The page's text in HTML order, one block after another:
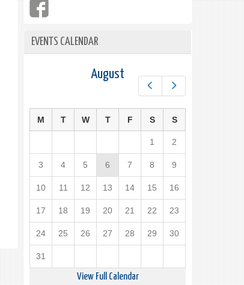
EVENTS CALENDAR
Next
August
M T W T F S S
1 2
3 4 5 6 7 8 9
10 11 12 13 14 15 16
17 18 19 20 21 22 23
24 25 26 27 28 29 30
31
View Full Calendar